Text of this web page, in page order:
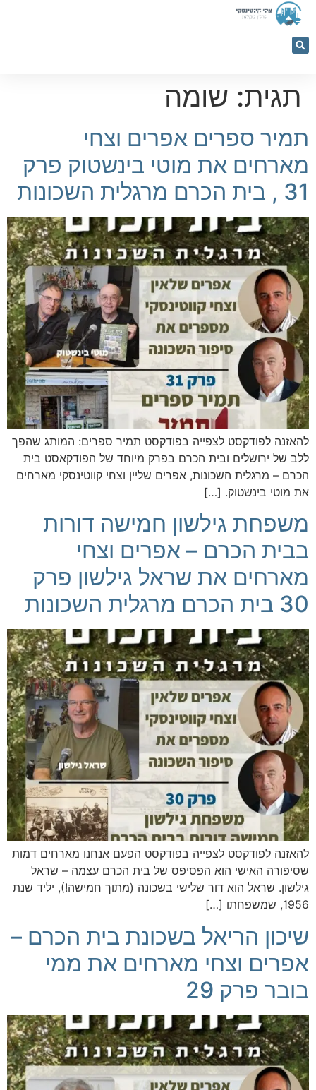
053-
5366884
תגית: שומה
תמיר ספרים אפרים וצחי
מארחים את מוטי בינשטוק פרק
31 , בית הכרם מרגלית השכונות
להאזנה לפודקסט לצפייה בפודקסט תמיר ספרים: המותג שהפך
ללב של ירושלים ובית הכרם בפרק מיוחד של הפודקאסט בית
הכרם – מרגלית השכונות, אפרים שליין וצחי קווטינסקי מארחים
את מוטי בינשטוק. […]
משפחת גילשון חמישה דורות
בבית הכרם – אפרים וצחי
מארחים את שראל גילשון פרק
30 בית הכרם מרגלית השכונות
להאזנה לפודקסט לצפייה בפודקסט הפעם אנחנו מארחים דמות
שסיפורה האישי הוא הפסיפס של בית הכרם עצמה – שראל
גילשון. שראל הוא דור שלישי בשכונה (מתוך חמישה!), יליד שנת
1956, שמשפחתו […]
שיכון הריאל בשכונת בית הכרם –
אפרים וצחי מארחים את ממי
בובר פרק 29